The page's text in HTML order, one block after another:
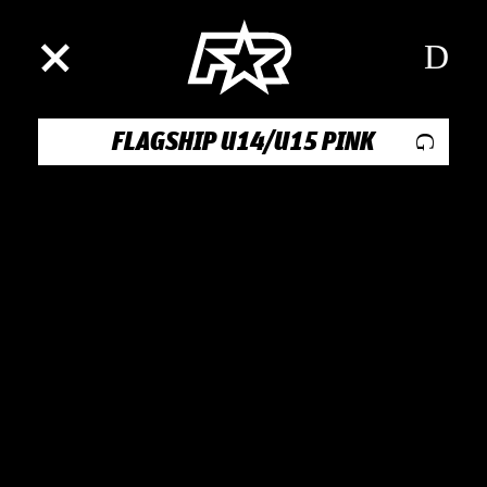
FLAGSHIP U14/U15 PINK